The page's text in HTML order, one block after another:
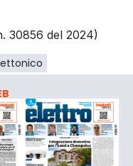
30856 del 2024)